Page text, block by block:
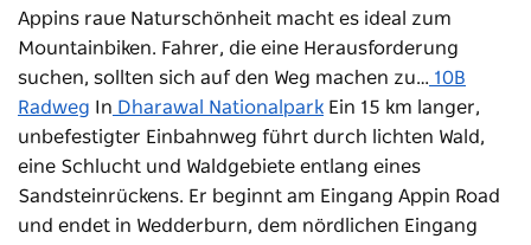
Appins raue Naturschönheit macht es ideal zum
Mountainbiken. Fahrer, die eine Herausforderung
suchen, sollten sich auf den Weg machen zu… 10B
Radweg
In Dharawal Nationalpark Ein 15 km langer,
unbefestigter Einbahnweg führt durch lichten Wald,
eine Schlucht und Waldgebiete entlang eines
Sandsteinrückens. Er beginnt am Eingang Appin Road
und endet in Wedderburn, dem nördlichen Eingang